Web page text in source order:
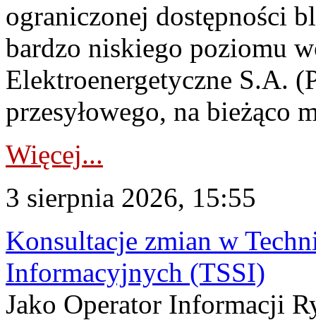
ograniczonej dostępności
bardzo niskiego poziomu
Elektroenergetyczne S.A.
przesyłowego, na bieżąco
Więcej...
3 sierpnia 2026, 15:55
Konsultacje zmian w
Informacyjnych (TSSI)
Jako Operator Informacji